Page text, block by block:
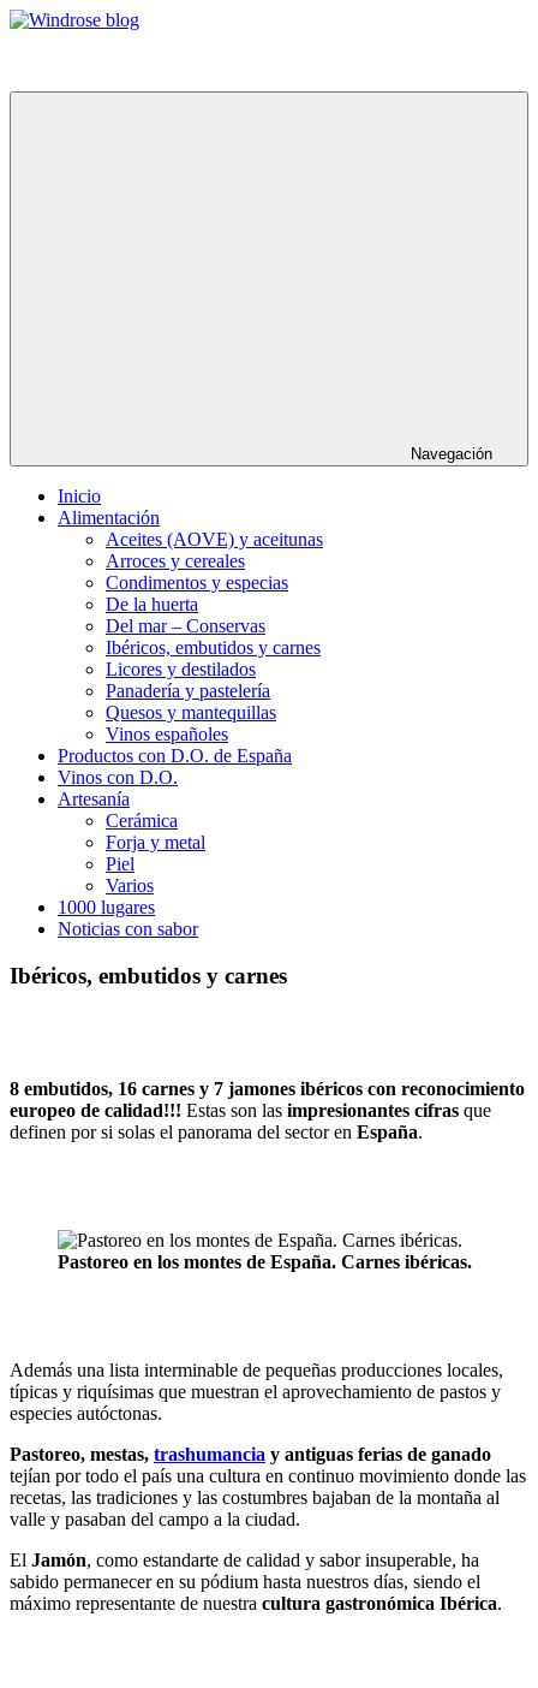
Saltar
Navegación
Inicio
Alimentación
Aceites (AOVE) y aceitunas
Arroces y cereales
Condimentos y especias
De la huerta
Del mar – Conservas
Ibéricos, embutidos y carnes
Licores y destilados
Panadería y pastelería
Quesos y mantequillas
Vinos españoles
Productos con D.O. de España
Vinos con D.O.
Artesanía
Cerámica
Forja y metal
Piel
Varios
1000 lugares
Noticias con sabor
Ibéricos, embutidos y carnes
8 embutidos, 16 carnes y 7 jamones ibéricos con reconocimiento
europeo de calidad!!! Estas son las impresionantes cifras que
definen por si solas el panorama del sector en España.
Pastoreo en los montes de España. Carnes ibéricas.
Además una lista interminable de pequeñas producciones locales,
típicas y riquísimas que muestran el aprovechamiento de pastos y
especies autóctonas.
Pastoreo, mestas, trashumancia y antiguas ferias de ganado
tejían por todo el país una cultura en continuo movimiento donde las
recetas, las tradiciones y las costumbres bajaban de la montaña al
valle y pasaban del campo a la ciudad.
El Jamón, como estandarte de calidad y sabor insuperable, ha
sabido permanecer en su pódium hasta nuestros días, siendo el
máximo representante de nuestra cultura gastronómica Ibérica.